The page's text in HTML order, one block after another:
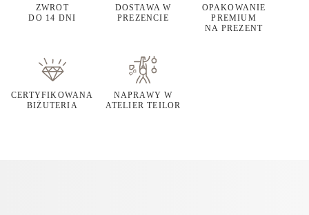
ZWROT
DO 14 DNI
DOSTAWA W
PREZENCIE
OPAKOWANIE
PREMIUM
NA PREZENT
CERTYFIKOWANA
BIŻUTERIA
NAPRAWY W
ATELIER TEILOR